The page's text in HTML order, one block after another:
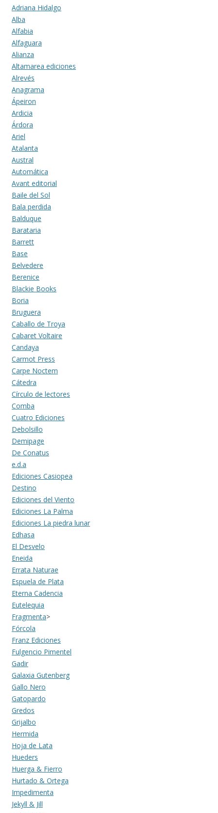
Adriana Hidalgo
Alba
Alfabia
Alfaguara
Alianza
Altamarea ediciones
Alrevés
Anagrama
Ápeiron
Ardicia
Árdora
Ariel
Atalanta
Austral
Automática
Avant editorial
Baile del Sol
Bala perdida
Balduque
Barataria
Barrett
Base
Belvedere
Berenice
Blackie Books
Boria
Bruguera
Caballo de Troya
Cabaret Voltaire
Candaya
Carmot Press
Carpe Noctem
Cátedra
Círculo de lectores
Comba
Cuatro Ediciones
Debolsillo
Demipage
De Conatus
e.d.a
Ediciones Casiopea
Destino
Ediciones del Viento
Ediciones La Palma
Ediciones La piedra lunar
Edhasa
El Desvelo
Eneida
Errata Naturae
Espuela de Plata
Eterna Cadencia
Eutelequia
Fragmenta>
Fórcola
Franz Ediciones
Fulgencio Pimentel
Gadir
Galaxia Gutenberg
Gallo Nero
Gatopardo
Gredos
Grijalbo
Hermida
Hoja de Lata
Hueders
Huerga & Fierro
Hurtado & Ortega
Impedimenta
Jekyll & Jill